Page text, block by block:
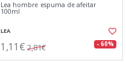
Lea hombre espuma de afeitar
100ml
LEA
1,11€ 2,81€ - 60%